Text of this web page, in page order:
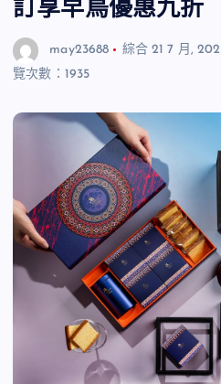
訂享早鳥優惠九折
may23688 綜合 21 7 月,
覽次數：1935